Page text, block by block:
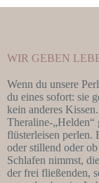
WIR GEBEN
Wenn du unsere
du eines sofort: sie
kein anderes
Theraline-„Helden“
flüsterleisen perlen.
oder stillend oder
Schlafen nimmst,
der frei fließenden,